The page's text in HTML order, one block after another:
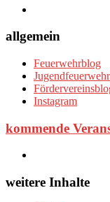
allgemein
Feuerwehrblog
Instagram
kommende
weitere Inhalte